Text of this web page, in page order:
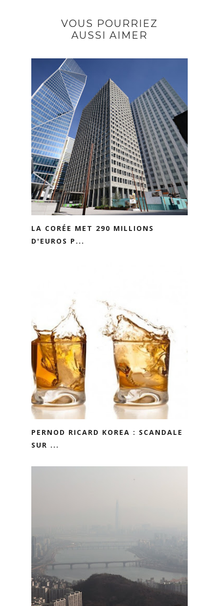
VOUS POURRIEZ
AUSSI AIMER
LA CORÉE MET 290 MILLIONS
D'EUROS P...
PERNOD RICARD KOREA : SCANDALE
SUR ...